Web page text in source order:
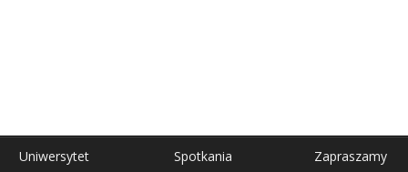
Uniwersytet
Spotkania
Zapraszamy